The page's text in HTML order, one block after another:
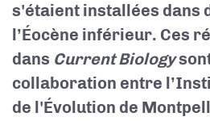
s'étaient installées dans
l’Éocène inférieur. Ces
dans Current Biology
collaboration entre
de l'Évolution de